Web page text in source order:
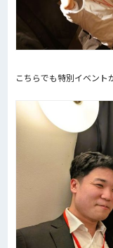
こちらでも特別イベント